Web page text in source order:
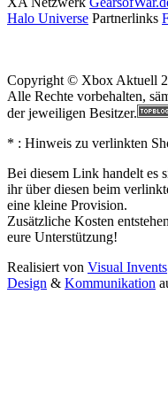
Halo Universe Partnerlinks
Copyright © Xbox Aktuell
Alle Rechte vorbehalten,
der jeweiligen Besitzer.
* : Hinweis zu verlinkten
Bei diesem Link handelt es
ihr über diesen beim
eine kleine Provision.
Zusätzliche Kosten
eure Unterstützung!
Realisiert von Visual Invents
Design & Kommunikation